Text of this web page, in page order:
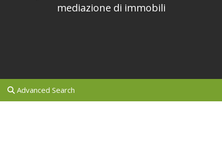
mediazione di immobili
Advanced Search